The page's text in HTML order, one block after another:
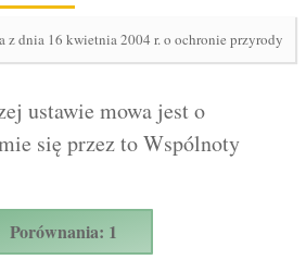
z dnia 16 kwietnia 2004 r. o ochronie przyrody
ustawie mowa jest o
się przez to Wspólnoty
Porównania: 1